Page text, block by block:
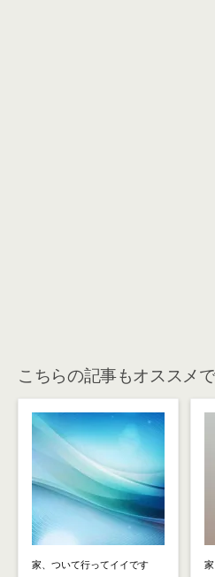
こちらの記事もオススメで
家、ついて行ってイイです